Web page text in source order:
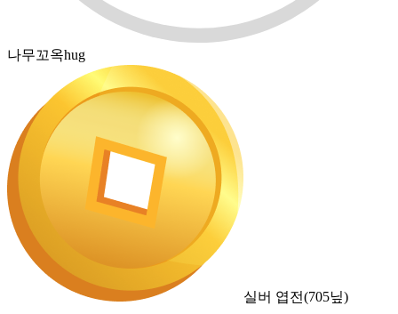
나무꼬옥hug
실버 엽전(705닢)